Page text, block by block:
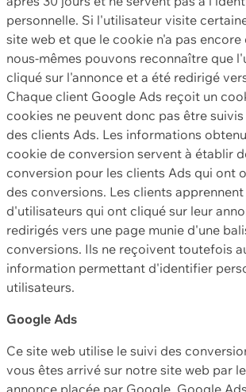
personnelle. Si l'utilisateur visite
site web et que le cookie n'a pas
nous-mêmes pouvons reconnaître que
cliqué sur l'annonce et a été redirigé
Chaque client Google Ads reçoit un
cookies ne peuvent donc pas être
des clients Ads. Les informations
cookie de conversion servent à établir
conversion pour les clients Ads qui ont
des conversions. Les clients
d'utilisateurs qui ont cliqué sur leur
redirigés vers une page munie d'une
conversions. Ils ne reçoivent toutefois
information permettant d'identifier
utilisateurs.
Google Ads
Ce site web utilise le suivi des
vous êtes arrivé sur notre site web par